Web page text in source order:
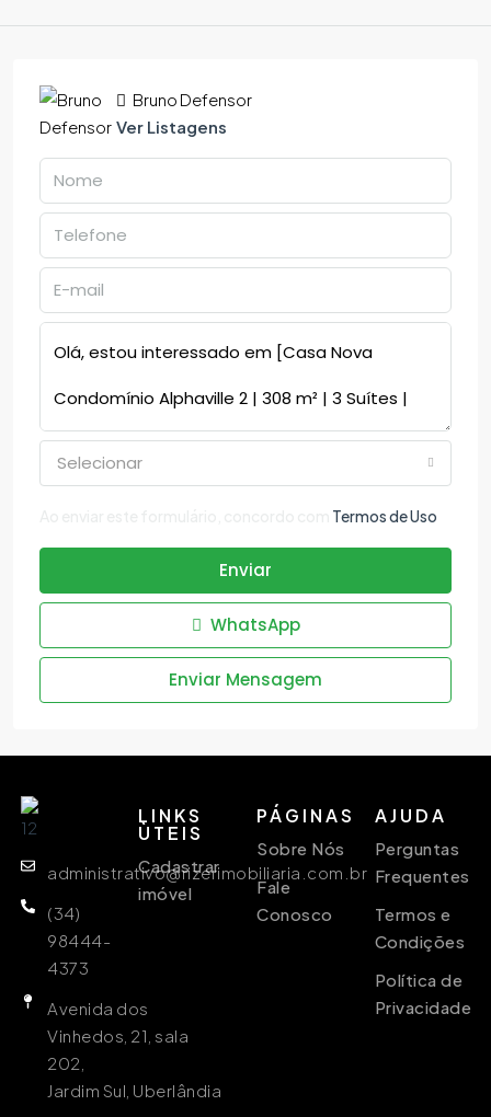
Bruno Defensor
Ver Listagens
Selecionar
Termos de Uso
Enviar
WhatsApp
Enviar Mensagem
administrativo@rizerimobiliaria.com.br
(34)
98444-
4373
Avenida dos
Vinhedos, 21, sala
202,
Jardim Sul, Uberlândia
LINKS
ÙTEIS
Cadastrar
imóvel
PÁGINAS
Sobre Nós
Fale
Conosco
AJUDA
Perguntas
Frequentes
Termos e
Condições
Política de
Privacidade